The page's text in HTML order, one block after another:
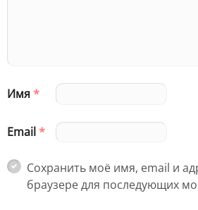
Имя*
Email*
Сохранить моё имя, email и
браузере для последующих